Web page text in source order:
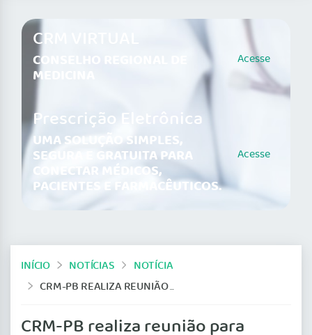
CRM VIRTUAL
CONSELHO REGIONAL DE
MEDICINA
Acesse
Prescrição Eletrônica
UMA SOLUÇÃO SIMPLES,
SEGURA E GRATUITA PARA
CONECTAR MÉDICOS,
PACIENTES E FARMACÊUTICOS.
Acesse
INÍCIO NOTÍCIAS
NOTÍCIA
CRM-PB REALIZA REUNIÃO PARA PLANEJAR AÇÕES E EVENTOS DE EDUCAÇÃO MÉDICA CONTINUADA
CRM-PB realiza reunião para